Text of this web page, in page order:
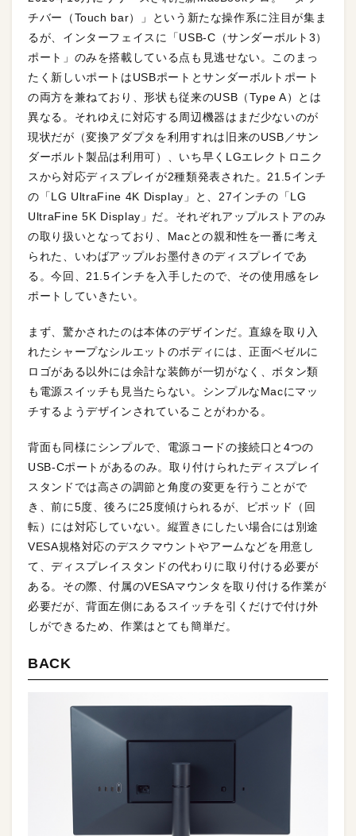
チバー（Touch bar）」という新たな操作系に注目が集ま
るが、インターフェイスに「USB-C（サンダーボルト3）
ポート」のみを搭載している点も見逃せない。このまっ
たく新しいポートはUSBポートとサンダーボルトポート
の両方を兼ねており、形状も従来のUSB（Type A）とは
異なる。それゆえに対応する周辺機器はまだ少ないのが
現状だが（変換アダプタを利用すれは旧来のUSB／サン
ダーボルト製品は利用可）、いち早くLGエレクトロニク
スから対応ディスプレイが2種類発表された。21.5インチ
の「LG UltraFine 4K Display」と、27インチの「LG
UltraFine 5K Display」だ。それぞれアップルストアのみ
の取り扱いとなっており、Macとの親和性を一番に考え
られた、いわばアップルお墨付きのディスプレイであ
る。今回、21.5インチを入手したので、その使用感をレ
ポートしていきたい。
まず、驚かされたのは本体のデザインだ。直線を取り入
れたシャープなシルエットのボディには、正面ベゼルに
ロゴがある以外には余計な装飾が一切がなく、ボタン類
も電源スイッチも見当たらない。シンプルなMacにマッ
チするようデザインされていることがわかる。
背面も同様にシンプルで、電源コードの接続口と4つの
USB-Cポートがあるのみ。取り付けられたディスプレイ
スタンドでは高さの調節と角度の変更を行うことがで
き、前に5度、後ろに25度傾けられるが、ピポッド（回
転）には対応していない。縦置きにしたい場合には別途
VESA規格対応のデスクマウントやアームなどを用意し
て、ディスプレイスタンドの代わりに取り付ける必要が
ある。その際、付属のVESAマウンタを取り付ける作業が
必要だが、背面左側にあるスイッチを引くだけで付け外
しができるため、作業はとても簡単だ。
BACK